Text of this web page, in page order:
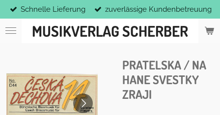
Zum
Hauptinhalt
springenMUSIKVERLAG SCHERBER
Schnelle Lieferung zuverlässige Kundenbetreuung
PRATELSKA / NA
HANE SVESTKY
ZRAJI